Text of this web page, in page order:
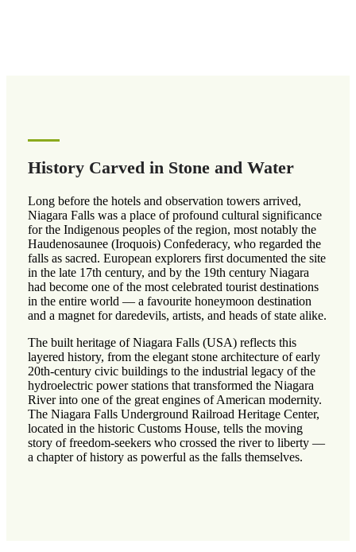
History Carved in Stone and Water
Long before the hotels and observation towers arrived,
Niagara Falls was a place of profound cultural significance
for the Indigenous peoples of the region, most notably the
Haudenosaunee (Iroquois) Confederacy, who regarded the
falls as sacred. European explorers first documented the site
in the late 17th century, and by the 19th century Niagara
had become one of the most celebrated tourist destinations
in the entire world — a favourite honeymoon destination
and a magnet for daredevils, artists, and heads of state alike.
The built heritage of Niagara Falls (USA) reflects this
layered history, from the elegant stone architecture of early
20th-century civic buildings to the industrial legacy of the
hydroelectric power stations that transformed the Niagara
River into one of the great engines of American modernity.
The Niagara Falls Underground Railroad Heritage Center,
located in the historic Customs House, tells the moving
story of freedom-seekers who crossed the river to liberty —
a chapter of history as powerful as the falls themselves.